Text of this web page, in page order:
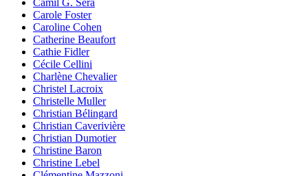
Camil G. Sera
Carole Foster
Caroline Cohen
Catherine Beaufort
Cathie Fidler
Cécile Cellini
Charlène Chevalier
Christel Lacroix
Christelle Muller
Christian Bélingard
Christian Caverivière
Christian Dumotier
Christine Baron
Christine Lebel